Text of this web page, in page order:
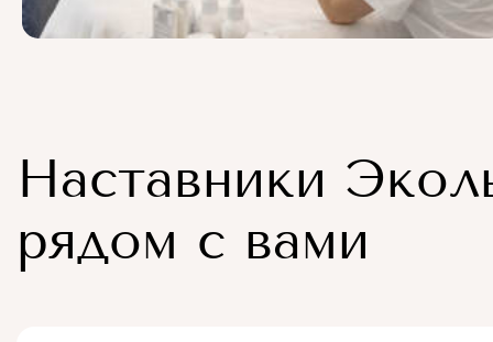
Наставники
рядом с вами